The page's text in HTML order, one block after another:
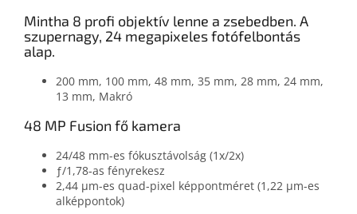
Mintha 8 profi objektív lenne a zsebedben. A
szupernagy, 24 megapixeles fotófelbontás
alap.
200 mm, 100 mm, 48 mm, 35 mm, 28 mm, 24 mm,
13 mm, Makró
48 MP Fusion fő kamera
24/48 mm-es fókusztávolság (1x/2x)
ƒ/1,78‑as fényrekesz
2,44 μm-es quad-pixel képpontméret (1,22 μm-es
alképpontok)